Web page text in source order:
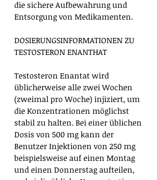
die sichere Aufbewahrung und
Entsorgung von Medikamenten.
DOSIERUNGSINFORMATIONEN ZU
TESTOSTERON ENANTHAT
Testosteron Enantat wird
üblicherweise alle zwei Wochen
(zweimal pro Woche) injiziert, um
die Konzentrationen möglichst
stabil zu halten. Bei einer üblichen
Dosis von 500 mg kann der
Benutzer Injektionen von 250 mg
beispielsweise auf einen Montag
und einen Donnerstag aufteilen,